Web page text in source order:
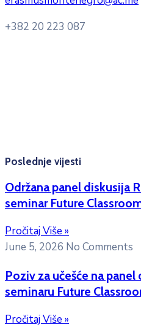
+382 20 223 087
Poslednje vijesti
Održana panel diskusija
seminar Future
Pročitaj Više »
June 5, 2026 No Comments
Poziv za učešće na panel
seminaru Future
Pročitaj Više »